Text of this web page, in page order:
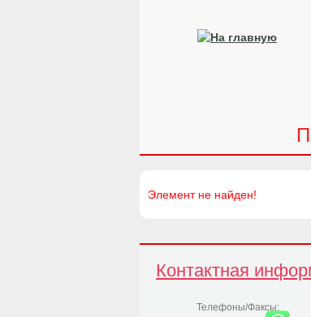
Элемент не найден!
Контактная
Телефоны/Факсы: